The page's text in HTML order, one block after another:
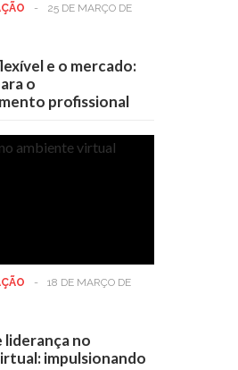
-
25 DE MARÇO DE
e o mercado:
o
profissional
-
18 DE MARÇO DE
liderança no
impulsionando